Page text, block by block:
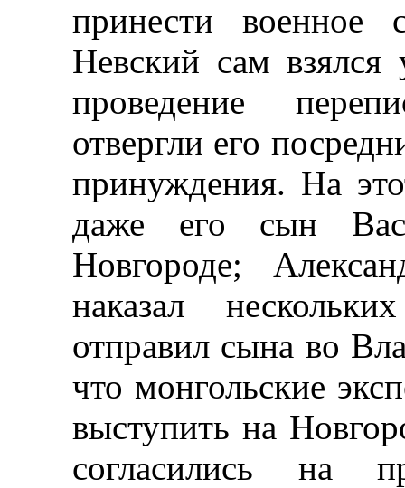
принести военное
Невский сам взялся
проведение
отвергли его
принуждения. На
даже его сын
Новгороде;
наказал
отправил сына во
что монгольские
выступить на
согласились на